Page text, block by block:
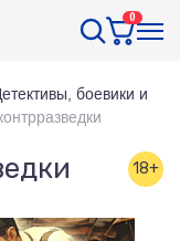
0
боевики и
18+